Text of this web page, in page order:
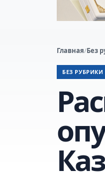
Главная/Без
БЕЗ РУБРИКИ